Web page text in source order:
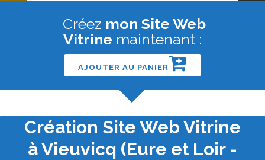
Créez mon Site Web
Vitrine maintenant :
AJOUTER AU PANIER
Création Site Web Vitrine
à Vieuvicq (Eure et Loir -